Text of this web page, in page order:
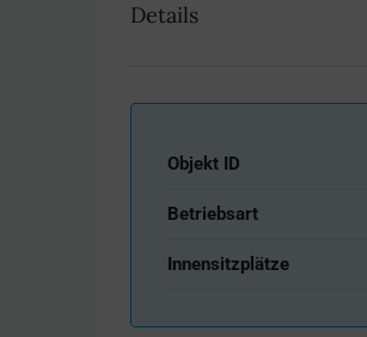
Details
Objekt ID
Betriebsart
Innensitzplätze